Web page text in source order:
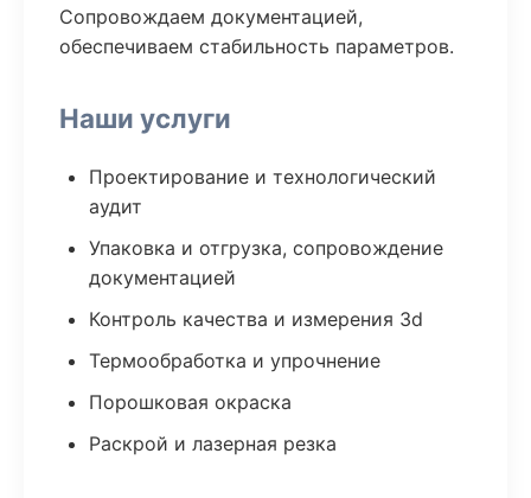
Сопровождаем документацией,
обеспечиваем стабильность параметров.
Наши услуги
Проектирование и технологический
аудит
Упаковка и отгрузка, сопровождение
документацией
Контроль качества и измерения 3d
Термообработка и упрочнение
Порошковая окраска
Раскрой и лазерная резка